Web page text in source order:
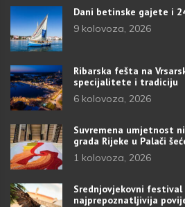
Dani betinske gajete i
9 kolovoza, 2026
Ribarska fešta na
specijalitete i tradiciju
6 kolovoza, 2026
Suvremena umjetnost
grada Rijeke u Palači
1 kolovoza, 2026
Srednjovjekovni
najprepoznatljivija